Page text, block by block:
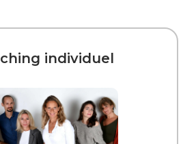
individuel